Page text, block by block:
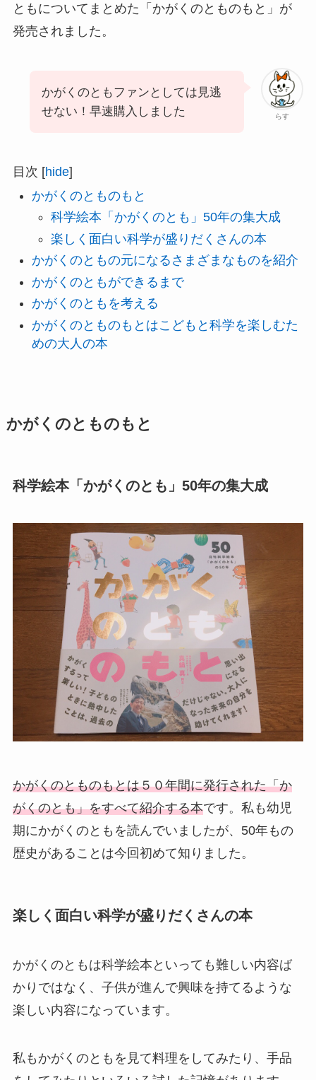
ともについてまとめた「かがくのとものもと」が
発売されました。
らす
かがくのともファンとしては見逃
せない！早速購入しました
目次 [hide]
かがくのとものもと
科学絵本「かがくのとも」50年の集大成
楽しく面白い科学が盛りだくさんの本
かがくのともの元になるさまざまなものを紹介
かがくのともができるまで
かがくのともを考える
かがくのとものもとはこどもと科学を楽しむた
めの大人の本
かがくのとものもと
科学絵本「かがくのとも」50年の集大成
かがくのとものもとは５０年間に発行された「か
がくのとも」をすべて紹介する本です。私も幼児
期にかがくのともを読んでいましたが、50年もの
歴史があることは今回初めて知りました。
楽しく面白い科学が盛りだくさんの本
かがくのともは科学絵本といっても難しい内容ば
かりではなく、子供が進んで興味を持てるような
楽しい内容になっています。
私もかがくのともを見て料理をしてみたり、手品